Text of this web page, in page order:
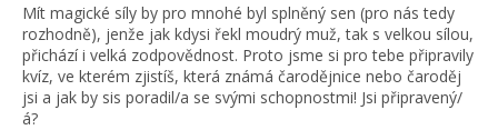
Mít magické síly by pro mnohé byl splněný sen (pro nás tedy
rozhodně), jenže jak kdysi řekl moudrý muž, tak s velkou sílou,
přichází i velká zodpovědnost. Proto jsme si pro tebe připravily
kvíz, ve kterém zjistíš, která známá čarodějnice nebo čaroděj
jsi a jak by sis poradil/a se svými schopnostmi! Jsi připravený/
á?